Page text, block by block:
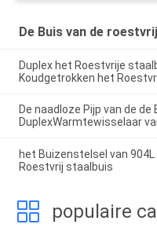
De Buis van de
Duplex het Roestvrije
Koudgetrokken het
De naadloze Pijp van de
DuplexWarmtewisselaar
het Buizenstelsel van
Roestvrij staalbuis
populaire